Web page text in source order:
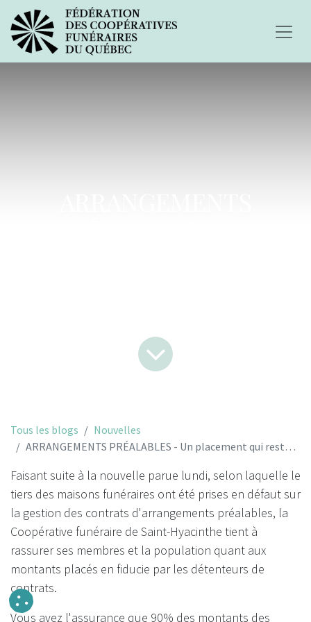
Tous les blogs
Nouvelles
ARRANGEMENTS PRÉALABLES - Un placement qui reste sûr
Faisant suite à la nouvelle parue lundi, selon laquelle le
tiers des maisons funéraires ont été prises en défaut sur
la gestion des contrats d'arrangements préalables, la
Coopérative funéraire de Saint-Hyacinthe tient à
rassurer ses membres et la population quant aux
montants placés en fiducie par les détenteurs de
contrats.
Vous avez l'assurance que 90% des montants des